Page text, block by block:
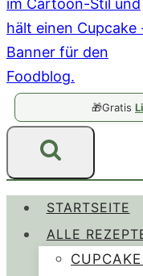
🎁Gratis
STARTSEITE
ALLE